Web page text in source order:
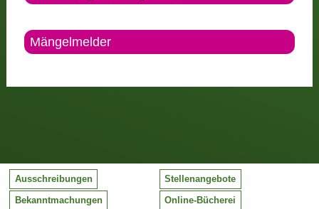
Mängelmelder
Ausschreibungen Stellenangebote
Bekanntmachungen Online-Bücherei